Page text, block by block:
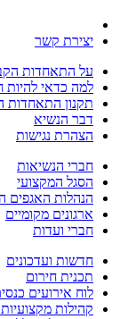
יצירת קשר
על התאחדות
למה כדאי להיות
תקנון התאחדות
דבר הנשיא
הצהרת נגישות
חברי הנשיאות
הסגל המקצועי
הנהלות האגפים
ארגונים מקומיים
חברי ועדות
חדשות ועדכונים
תכנית חירום
לוח אירועים
קהילות